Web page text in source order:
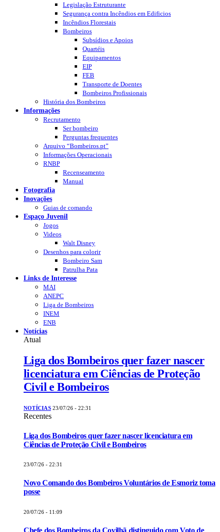
Legislação Estruturante
Segurança contra Incêndios em Edificios
Incêndios Florestais
Bombeiros
Subsídios e Apoios
Quartéis
Equipamentos
EIP
FEB
Transporte de Doentes
Bombeiros Profissionais
História dos Bombeiros
Informações
Recrutamento
Ser bombeiro
Perguntas frequentes
Arquivo “Bombeiros.pt”
Informações Operacionais
RNBP
Recenseamento
Manual
Fotografia
Inovações
Guias de comando
Espaço Juvenil
Jogos
Videos
Walt Disney
Desenhos para colorir
Bombeiro Sam
Patrulha Pata
Links de Interesse
MAI
ANEPC
Liga de Bombeiros
INEM
ENB
Notícias
Atual
Liga dos Bombeiros quer fazer nascer
licenciatura em Ciências de Proteção
Civil e Bombeiros
NOTÍCIAS 23/07/26 - 22:31
Recentes
Liga dos Bombeiros quer fazer nascer licenciatura em
Ciências de Proteção Civil e Bombeiros
23/07/26 - 22:31
Novo Comando dos Bombeiros Voluntários de Esmoriz toma
posse
20/07/26 - 11:09
Chefe dos Bombeiros da Covilhã distinguido com Voto de